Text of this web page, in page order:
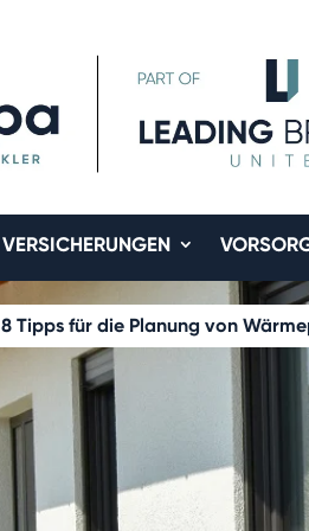
VERSICHERUNGEN
8 Tipps für die Planung von